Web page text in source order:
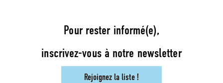
Pour rester informé(e),
inscrivez-vous à notre newsletter
Rejoignez la liste !